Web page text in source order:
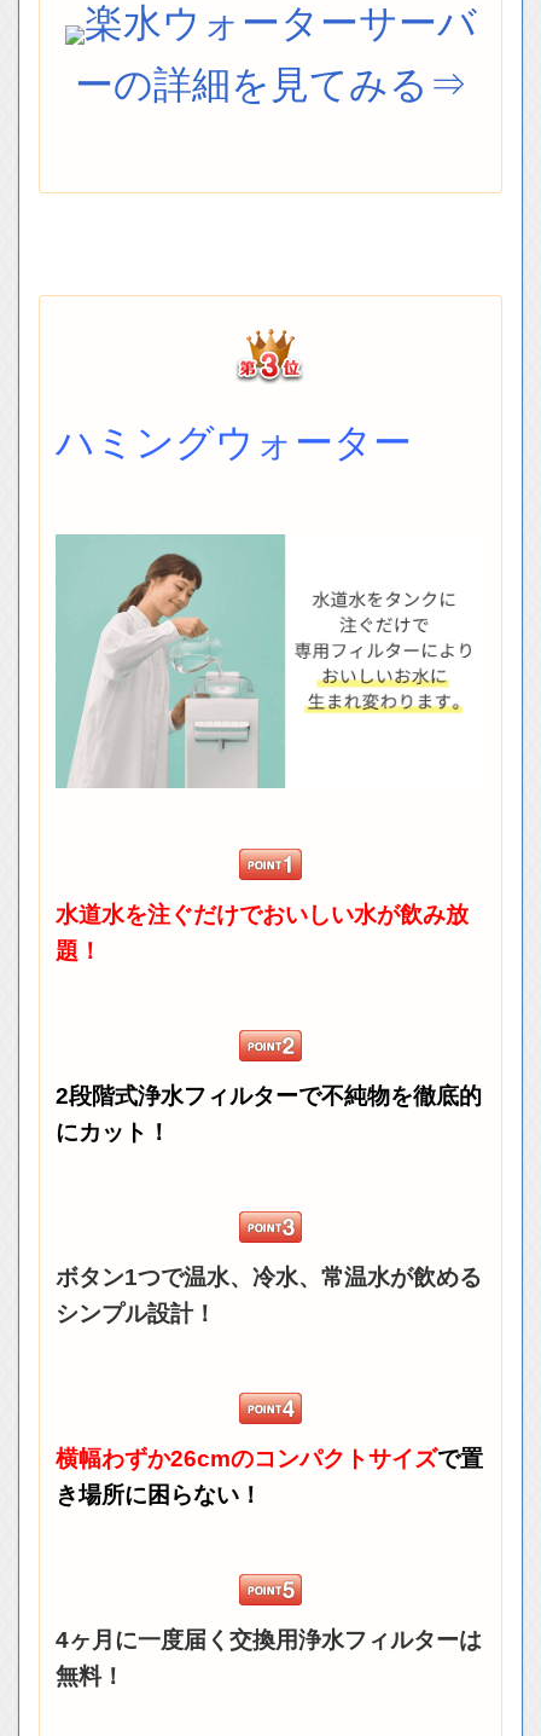
楽水ウォーターサーバ
ーの詳細を見てみる⇒
ハミングウォーター
水道水を注ぐだけでおいしい水が飲み放
題！
2段階式浄水フィルターで不純物を徹底的
にカット！
ボタン1つで温水、冷水、常温水が飲める
シンプル設計！
横幅わずか26cmのコンパクトサイズで置
き場所に困らない！
4ヶ月に一度届く交換用浄水フィルターは
無料！